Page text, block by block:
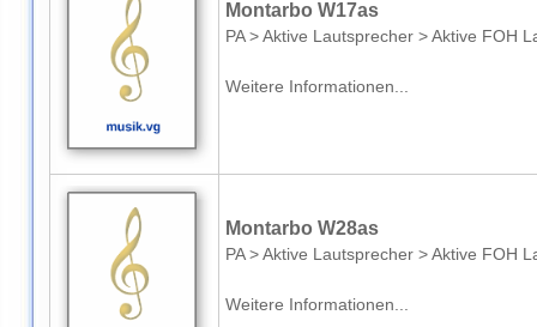
Montarbo W17as
PA > Aktive Lautsprecher > Aktive FOH
Weitere Informationen...
Montarbo W28as
PA > Aktive Lautsprecher > Aktive FOH
Weitere Informationen...